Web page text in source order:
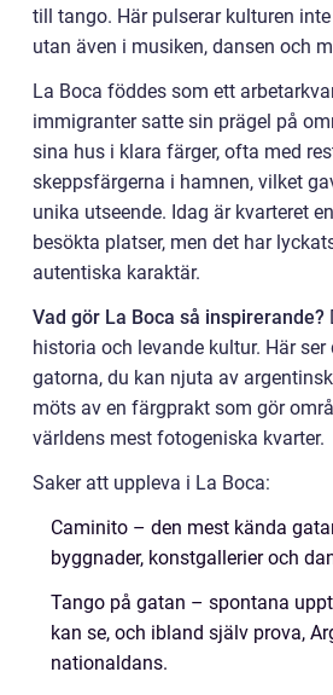
till tango. Här pulserar kulturen
utan även i musiken, dansen och
La Boca föddes som ett
immigranter satte sin prägel på
sina hus i klara färger, ofta med
skeppsfärgerna i hamnen, vilket
unika utseende. Idag är kvarteret
besökta platser, men det har
autentiska karaktär.
Vad gör La Boca så inspirerande?
historia och levande kultur. Här
gatorna, du kan njuta av
möts av en färgprakt som gör
världens mest fotogeniska kvarter.
Saker att uppleva i La Boca:
Caminito – den mest kända
byggnader, konstgallerier och
Tango på gatan – spontana
kan se, och ibland själv prova,
nationaldans.